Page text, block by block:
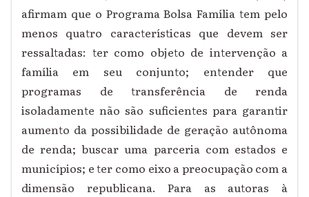
afirmam que o Programa Bolsa Família tem pelo
menos quatro características que devem ser
ressaltadas: ter como objeto de intervenção a
família em seu conjunto; entender que
programas de transferência de renda
isoladamente não são suficientes para garantir
aumento da possibilidade de geração autônoma
de renda; buscar uma parceria com estados e
municípios; e ter como eixo a preocupação com a
dimensão republicana. Para as autoras à